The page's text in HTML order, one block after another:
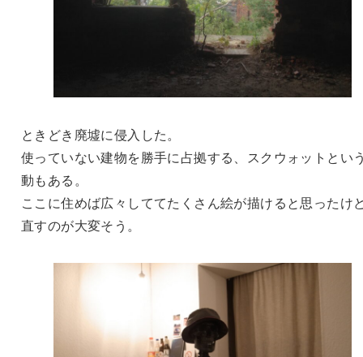
ときどき廃墟に侵入した。
使っていない建物を勝手に占拠する、スクウォットとい
動もある。
ここに住めば広々しててたくさん絵が描けると思ったけ
直すのが大変そう。